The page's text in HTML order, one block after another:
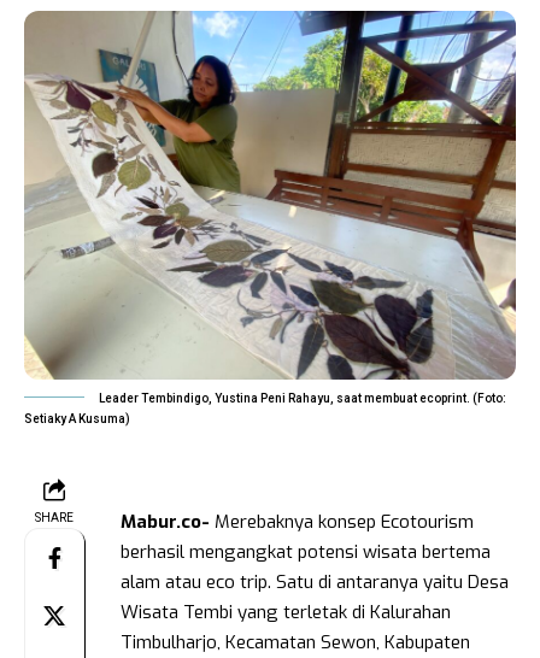
Leader Tembindigo, Yustina Peni Rahayu, saat membuat ecoprint. (Foto:
Setiaky A Kusuma)
SHARE Mabur.co- Merebaknya konsep Ecotourism
berhasil mengangkat potensi wisata bertema
alam atau eco trip. Satu di antaranya yaitu Desa
Wisata Tembi yang terletak di Kalurahan
Timbulharjo, Kecamatan Sewon, Kabupaten